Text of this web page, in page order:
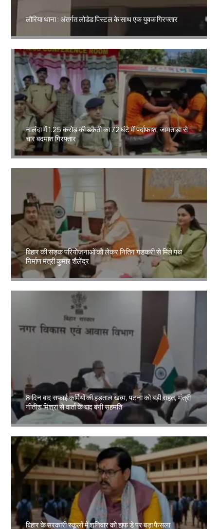
लौरिया थाना : अंतर्गत लोडेड पिस्टल के साथ एक युवक गिरफ्तार
Amit Lekh
नालंदा में 1.25 करोड़ की डकैती का 72 घंटे में पर्दाफाश, जामताड़ा से
चार बदमाश गिरफ्तार
Amit Lekh
बिहार की सड़क परियोजनाओं को लेकर नितिन गडकरी से मिले पथ
निर्माण मंत्री कुमार शैलेंद्र
Amit Lekh
8 दिन बाद सफाई कर्मियों की हड़ताल खत्म, पटना को बड़ी राहत, मंत्री
नीतीश मिश्रा से वार्ता के बाद बनी सहमति
बिहार के सरकारी स्कूलों में शनिवार को हाफ डे पर बड़ा फैसला